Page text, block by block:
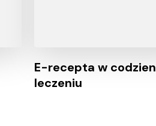
E-recepta w
leczeniu